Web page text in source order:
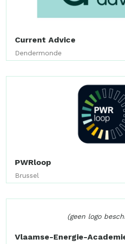
Current Advice
Dendermonde
PWRloop
Brussel
(geen logo
Vlaamse-Energie-